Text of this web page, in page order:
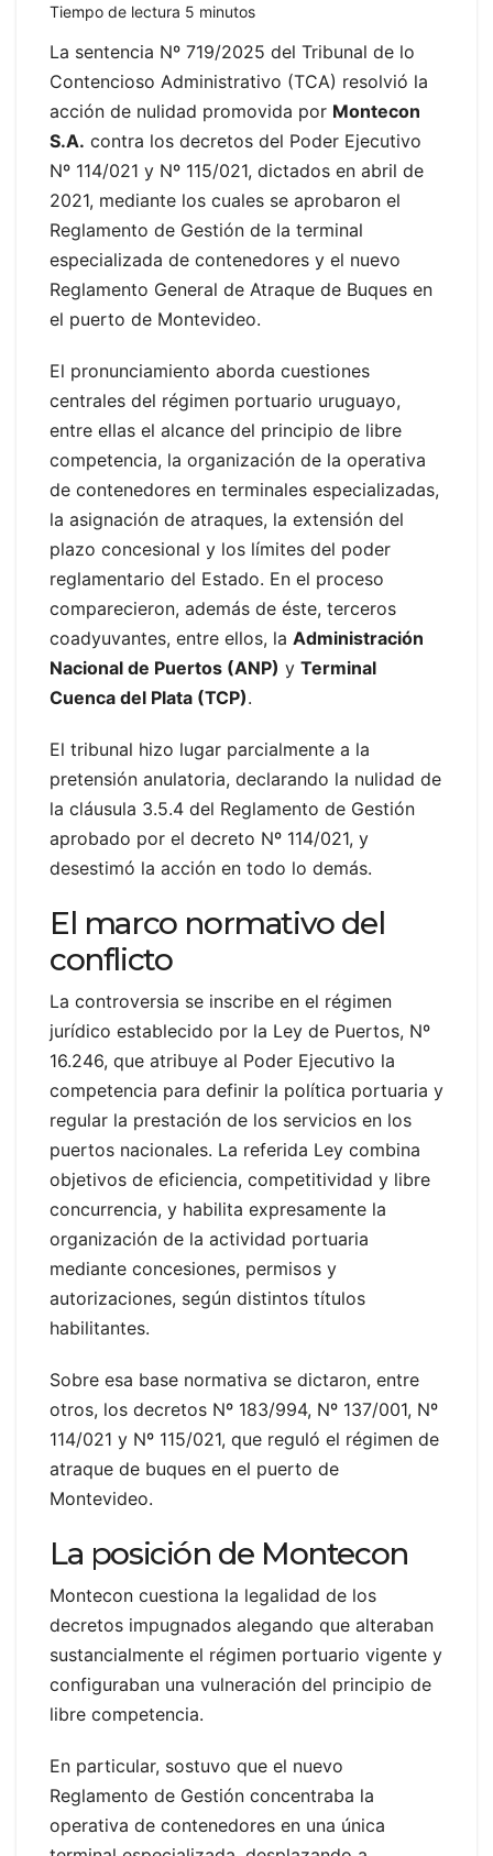
Tiempo de lectura 5 minutos
La sentencia Nº 719/2025 del Tribunal de lo
Contencioso Administrativo (TCA) resolvió la
acción de nulidad promovida por Montecon
S.A. contra los decretos del Poder Ejecutivo
Nº 114/021 y Nº 115/021, dictados en abril de
2021, mediante los cuales se aprobaron el
Reglamento de Gestión de la terminal
especializada de contenedores y el nuevo
Reglamento General de Atraque de Buques en
el puerto de Montevideo.
El pronunciamiento aborda cuestiones
centrales del régimen portuario uruguayo,
entre ellas el alcance del principio de libre
competencia, la organización de la operativa
de contenedores en terminales especializadas,
la asignación de atraques, la extensión del
plazo concesional y los límites del poder
reglamentario del Estado. En el proceso
comparecieron, además de éste, terceros
coadyuvantes, entre ellos, la Administración
Nacional de Puertos (ANP) y Terminal
Cuenca del Plata (TCP).
El tribunal hizo lugar parcialmente a la
pretensión anulatoria, declarando la nulidad de
la cláusula 3.5.4 del Reglamento de Gestión
aprobado por el decreto Nº 114/021, y
desestimó la acción en todo lo demás.
El marco normativo del
conflicto
La controversia se inscribe en el régimen
jurídico establecido por la Ley de Puertos, Nº
16.246, que atribuye al Poder Ejecutivo la
competencia para definir la política portuaria y
regular la prestación de los servicios en los
puertos nacionales. La referida Ley combina
objetivos de eficiencia, competitividad y libre
concurrencia, y habilita expresamente la
organización de la actividad portuaria
mediante concesiones, permisos y
autorizaciones, según distintos títulos
habilitantes.
Sobre esa base normativa se dictaron, entre
otros, los decretos Nº 183/994, Nº 137/001, Nº
114/021 y Nº 115/021, que reguló el régimen de
atraque de buques en el puerto de
Montevideo.
La posición de Montecon
Montecon cuestiona la legalidad de los
decretos impugnados alegando que alteraban
sustancialmente el régimen portuario vigente y
configuraban una vulneración del principio de
libre competencia.
En particular, sostuvo que el nuevo
Reglamento de Gestión concentraba la
operativa de contenedores en una única